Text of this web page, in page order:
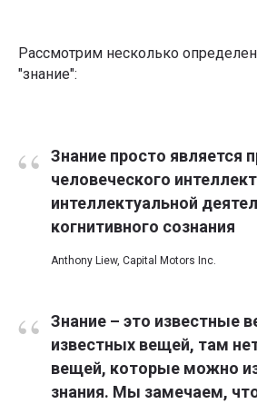
Рассмотрим несколько
"знание":
“
Знание просто является
человеческого
интеллектуальной
когнитивного сознания
Anthony Liew, Capital Motors Inc.
“
Знание – это известные
известных вещей, там
вещей, которые можно
знания. Мы замечаем,